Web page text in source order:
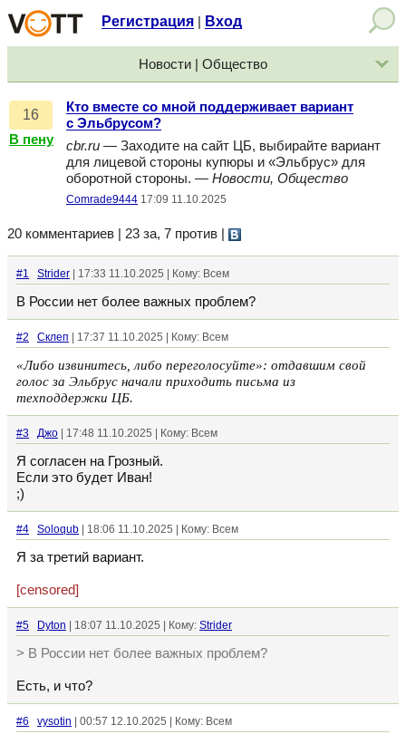
Регистрация Вход
Новости | Общество
16
В пену
Кто вместе со мной поддерживает вариант
с Эльбрусом?
cbr.ru — Заходите на сайт ЦБ, выбирайте вариант
для лицевой стороны купюры и «Эльбрус» для
оборотной стороны. — Новости, Общество
Comrade9444 17:09 11.10.2025
20 комментариев | 23 за, 7 против
#1 Strider | 17:33 11.10.2025 | Кому: Всем
В России нет более важных проблем?
#2 Склеп | 17:37 11.10.2025 | Кому: Всем
«Либо извинитесь, либо переголосуйте»: отдавшим свой
голос за Эльбрус начали приходить письма из
техподдержки ЦБ.
#3 Джо | 17:48 11.10.2025 | Кому: Всем
Я согласен на Грозный.
Если это будет Иван!
;)
#4 Soloqub | 18:06 11.10.2025 | Кому: Всем
Я за третий вариант.
[censored]
#5 Dyton | 18:07 11.10.2025 | Кому: Strider
> В России нет более важных проблем?
Есть, и что?
#6 vysotin | 00:57 12.10.2025 | Кому: Всем